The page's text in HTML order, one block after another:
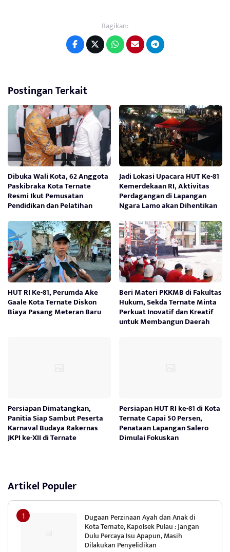
Bagikan:
Postingan Terkait
Dibuka Wali Kota, 62 Anggota
Paskibraka Kota Ternate
Resmi Ikut Pemusatan
Pendidikan dan Pelatihan
Jadi Lokasi Upacara HUT Ke-81
Kemerdekaan RI, Aktivitas
Perdagangan di Lapangan
Ngara Lamo akan Dihentikan
HUT RI Ke-81, Perumda Ake
Gaale Kota Ternate Diskon
Biaya Pasang Meteran Baru
Beri Materi PKKMB di Fakultas
Hukum, Sekda Ternate Minta
Perkuat Inovatif dan Kreatif
untuk Membangun Daerah
Persiapan Dimatangkan,
Panitia Siap Sambut Peserta
Karnaval Budaya Rakernas
JKPI ke-XII di Ternate
Persiapan HUT RI ke-81 di Kota
Ternate Capai 50 Persen,
Penataan Lapangan Salero
Dimulai Fokuskan
Artikel Populer
Dugaan Perzinaan Ayah dan Anak di
Kota Ternate, Kapolsek Pulau : Jangan
Dulu Percaya Isu Apapun, Masih
Dilakukan Penyelidikan